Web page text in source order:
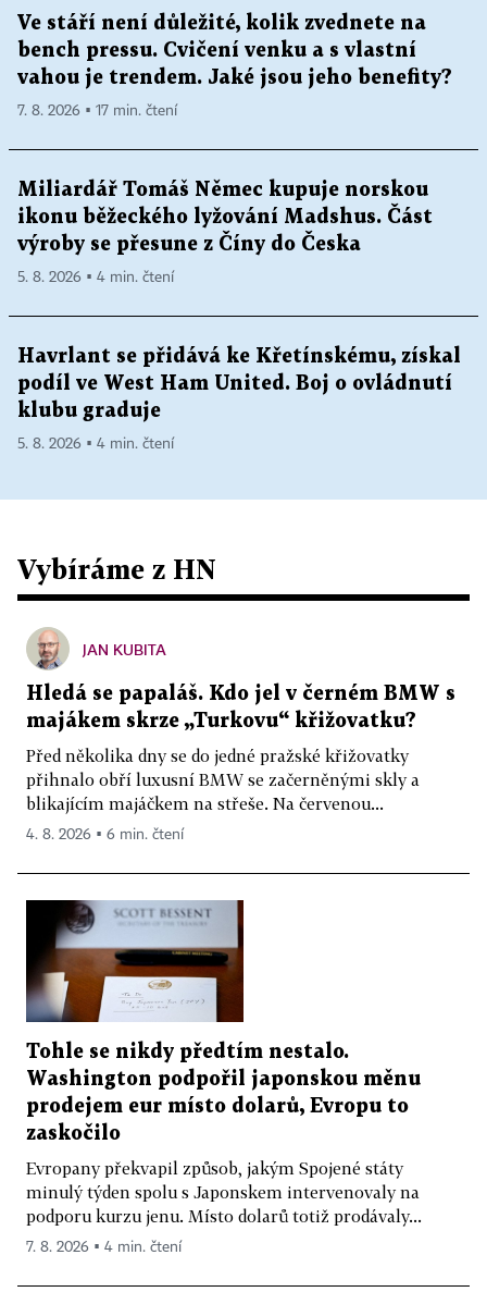
Ve stáří není důležité, kolik zvednete na
bench pressu. Cvičení venku a s vlastní
vahou je trendem. Jaké jsou jeho benefity?
7. 8. 2026 ▪ 17 min. čtení
Miliardář Tomáš Němec kupuje norskou
ikonu běžeckého lyžování Madshus. Část
výroby se přesune z Číny do Česka
5. 8. 2026 ▪ 4 min. čtení
Havrlant se přidává ke Křetínskému, získal
podíl ve West Ham United. Boj o ovládnutí
klubu graduje
5. 8. 2026 ▪ 4 min. čtení
Vybíráme z HN
JAN KUBITA
Hledá se papaláš. Kdo jel v černém BMW s
majákem skrze „Turkovu“ křižovatku?
Před několika dny se do jedné pražské křižovatky
přihnalo obří luxusní BMW se začerněnými skly a
blikajícím majáčkem na střeše. Na červenou...
4. 8. 2026 ▪ 6 min. čtení
Tohle se nikdy předtím nestalo.
Washington podpořil japonskou měnu
prodejem eur místo dolarů, Evropu to
zaskočilo
Evropany překvapil způsob, jakým Spojené státy
minulý týden spolu s Japonskem intervenovaly na
podporu kurzu jenu. Místo dolarů totiž prodávaly...
7. 8. 2026 ▪ 4 min. čtení